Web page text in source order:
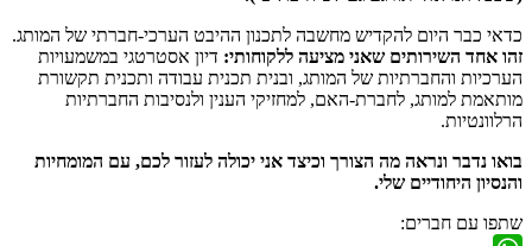
כדאי כבר היום להקדיש מחשבה לתכנון ההיבט הערכי-חברתי של המותג.
זהו אחד השירותים שאני מציעה ללקוחותי: דיון אסטרטגי במשמעויות
הערכיות והחברתיות של המותג, ובנית תכנית עבודה ותכנית תקשורת
מותאמת למותג, לחברת-האם, למחזיקי הענין ולנסיבות החברתיות
הרלוונטיות.
בואו נדבר ונראה מה הצורך וכיצד אני יכולה לעזור לכם, עם המומחיות
והנסיון היחודיים שלי.
שתפו עם חברים: